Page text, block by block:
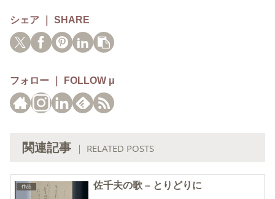
シェア ｜ SHARE
フォロー ｜ FOLLOW μ
関連記事 ｜ RELATED POSTS
作品 佐千夫の歌 – とりどりに